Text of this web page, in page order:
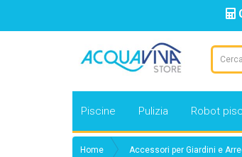
Piscine Pulizia Robot
Home Accessori per Giardini e